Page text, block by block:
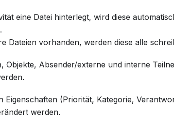
eine Datei hinterlegt, wird diese
Dateien vorhanden, werden diese alle
Objekte, Absender/externe und interne
Eigenschaften (Priorität, Kategorie,
werden.